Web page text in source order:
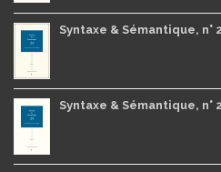
Syntaxe & Sémantique, n°
Syntaxe & Sémantique, n°